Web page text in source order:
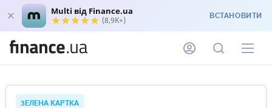
Multi від Finance.ua
(8,9K+) ВСТАНОВИТИ
ЗЕЛЕНА КАРТКА